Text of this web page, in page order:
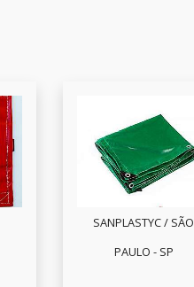
SANPLASTYC / SÃO
PAULO - SP